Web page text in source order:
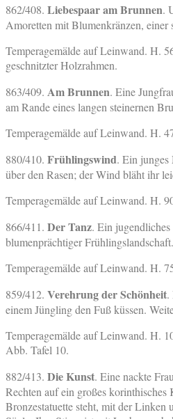
862/408. Liebespaar am Brunnen.
Amoretten mit Blumenkränzen, einer
Temperagemälde auf Leinwand. H.
geschnitzter Holzrahmen.
863/409. Am Brunnen. Eine
am Rande eines langen steinernen
Temperagemälde auf Leinwand. H.
880/410. Frühlingswind. Ein junges
über den Rasen; der Wind bläht ihr
Temperagemälde auf Leinwand. H.
866/411. Der Tanz. Ein jugendliches
blumenprächtiger Frühlingslandschaft.
Temperagemälde auf Leinwand. H.
859/412. Verehrung der Schönheit.
einem Jüngling den Fuß küssen.
Temperagemälde auf Leinwand. H.
Abb. Tafel 10.
882/413. Die Kunst. Eine nackte
Rechten auf ein großes korinthisches
Bronzestatuette steht, mit der Linken